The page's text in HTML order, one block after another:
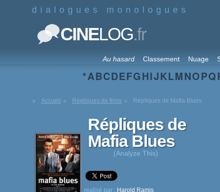
dialogues monologues
CINELOG.fr
Au hasard Classement Nuage
*ABCDEFGHIJKLMNOPQ
Accueil Répliques de films Répliques de Mafia Blues
Répliques de
Mafia Blues
(Analyze This)
realisé par : Harold Ramis